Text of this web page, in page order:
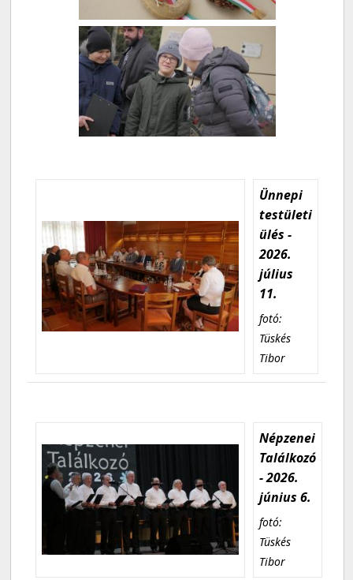
Ünnepi
testületi
ülés -
2026.
július
11.
fotó:
Tüskés
Tibor
Népzenei
Találkozó
- 2026.
június 6.
fotó:
Tüskés
Tibor